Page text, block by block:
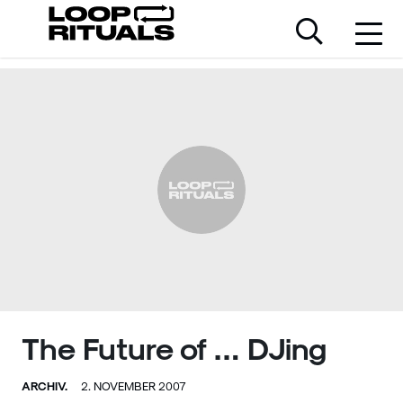
The Future of … DJing
ARCHIV. 2. NOVEMBER 2007